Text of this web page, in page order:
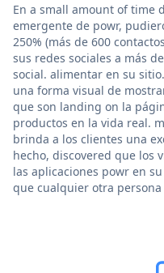
En a small amount of time
emergente de powr,
250% (más de 600
sus redes sociales a más
social. alimentar en su
una forma visual de
que son landing on la
productos en la vida real.
brinda a los clientes una
hecho, discovered que los
las aplicaciones powr en
que cualquier otra